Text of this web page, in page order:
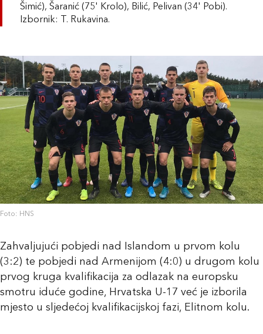
Šimić), Šaranić (75' Krolo), Bilić, Pelivan (34' Pobi).
Izbornik: T. Rukavina.
Foto: HNS
Zahvaljujući pobjedi nad Islandom u prvom kolu
(3:2) te pobjedi nad Armenijom (4:0) u drugom kolu
prvog kruga kvalifikacija za odlazak na europsku
smotru iduće godine, Hrvatska U-17 već je izborila
mjesto u sljedećoj kvalifikacijskoj fazi, Elitnom kolu.